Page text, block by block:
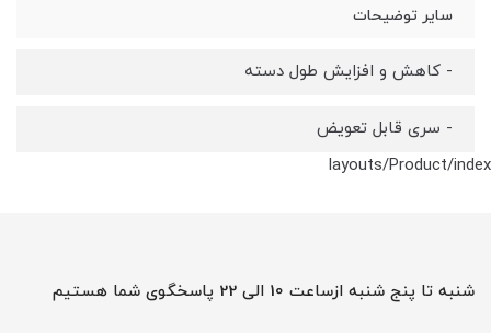
سایر توضیحات
- کاهش و افزایش طول دسته
- سری قابل تعویض
layouts/Product/index
شنبه تا پنج شنبه ازساعت 10 الی 22 پاسخگوی شما هستیم